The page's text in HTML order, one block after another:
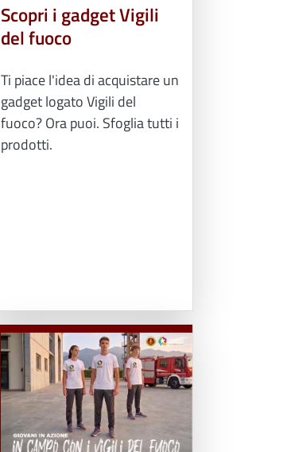
Scopri i gadget Vigili
del fuoco
Ti piace l'idea di acquistare un
gadget logato Vigili del
fuoco? Ora puoi. Sfoglia tutti i
prodotti.